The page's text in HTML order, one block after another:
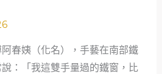
春姨（化名），手藝在南部鐵
：「我這雙手量過的鐵窗，比